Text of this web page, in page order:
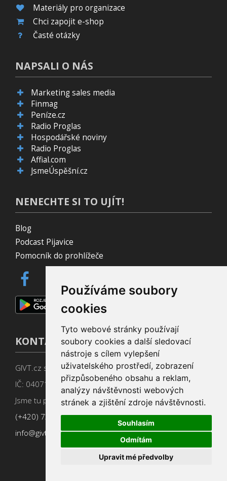
Používáme soubory
cookies
Tyto webové stránky používají
soubory cookies a další sledovací
nástroje s cílem vylepšení
uživatelského prostředí, zobrazení
přizpůsobeného obsahu a reklam,
analýzy návštěvnosti webových
stránek a zjištění zdroje návštěvnosti.
Souhlasím
Odmítám
Upravit mé předvolby
Materiály pro organizace
Chci zapojit e-shop
Časté otázky
NAPSALI O NÁS
Marketing sales media
Finmag
Peníze.cz
Radio Proglas
Hospodářské noviny
Radio Proglas
Affial.com
JsmeÚspěšní.cz
NENECHTE SI TO UJÍT!
Blog
Podcast Pijavice
Pomocník do prohlížeče
KONTAKT
GIVT.cz s. r. o., Dolní nám. 16, 779 00 Olomouc
IČ: 04071433
Jsme tu pro Vás od 9:00 do 17:00
(+420) 737 266 402
info@givt.cz